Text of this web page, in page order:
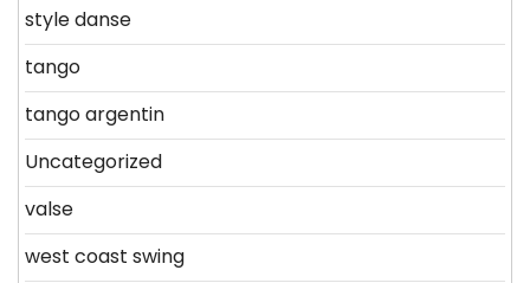
style danse
tango
tango argentin
Uncategorized
valse
west coast swing